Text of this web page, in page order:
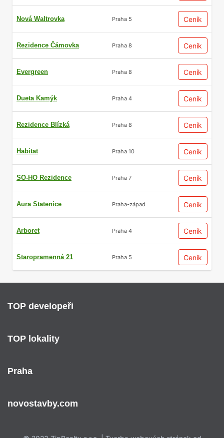
Nová Waltrovka Praha 5 Ceník
Rezidence Čámovka Praha 8 Ceník
Evergreen Praha 8 Ceník
Dueta Kamýk Praha 4 Ceník
Rezidence Blízká Praha 8 Ceník
Habitat Praha 10 Ceník
SO-HO Rezidence Praha 7 Ceník
Aura Statenice Praha-západ Ceník
Arboret Praha 4 Ceník
Staropramenná 21 Praha 5 Ceník
TOP developeři
TOP lokality
Praha
novostavby.com